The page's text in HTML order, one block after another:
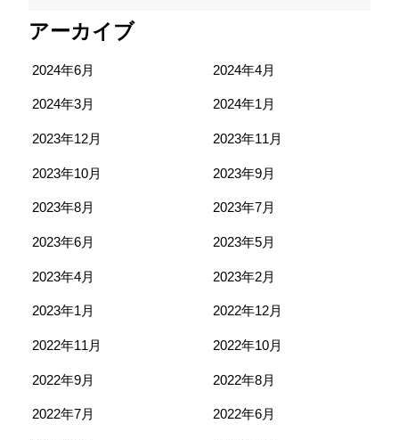
アーカイブ
2024年6月 2024年4月
2024年3月 2024年1月
2023年12月 2023年11月
2023年10月 2023年9月
2023年8月 2023年7月
2023年6月 2023年5月
2023年4月 2023年2月
2023年1月 2022年12月
2022年11月 2022年10月
2022年9月 2022年8月
2022年7月 2022年6月